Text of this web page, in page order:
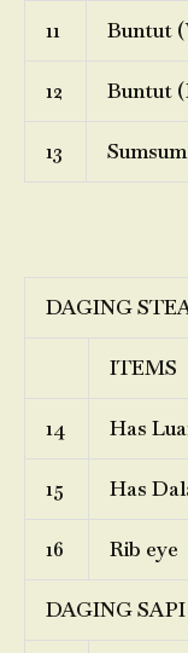
11 Buntut
12 Buntut
13 Sumsum
DAGING
ITEMS
14 Has
15 Has
16 Rib eye
DAGING